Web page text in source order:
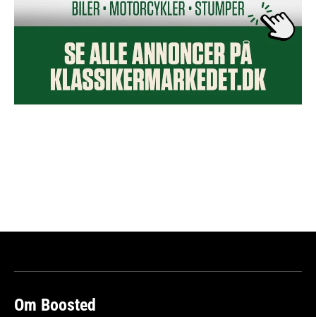
Om Boosted